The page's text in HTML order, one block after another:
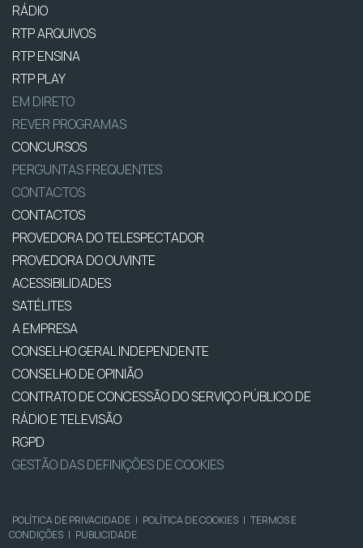
RÁDIO
RTP ARQUIVOS
RTP ENSINA
RTP PLAY
EM DIRETO
REVER PROGRAMAS
CONCURSOS
PERGUNTAS FREQUENTES
CONTACTOS
CONTACTOS
PROVEDORA DO TELESPECTADOR
PROVEDORA DO OUVINTE
ACESSIBILIDADES
SATÉLITES
A EMPRESA
CONSELHO GERAL INDEPENDENTE
CONSELHO DE OPINIÃO
CONTRATO DE CONCESSÃO DO SERVIÇO PÚBLICO DE
RÁDIO E TELEVISÃO
RGPD
GESTÃO DAS DEFINIÇÕES DE COOKIES
POLÍTICA DE PRIVACIDADE | POLÍTICA DE COOKIES | TERMOS E
CONDIÇÕES | PUBLICIDADE